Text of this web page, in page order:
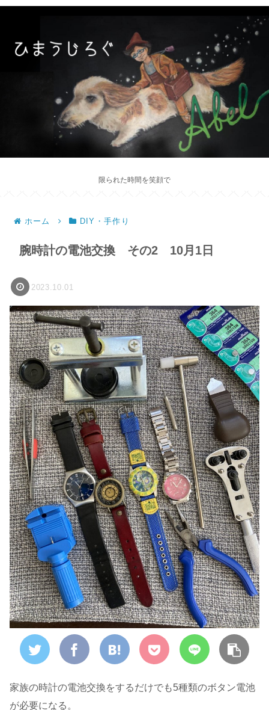
限られた時間を笑顔で
ホーム DIY・手作り
腕時計の電池交換 その2 10月1日
2023.10.01
家族の時計の電池交換をするだけでも5種類のボタン電池
が必要になる。